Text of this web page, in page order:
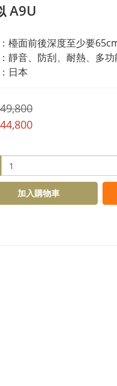
A9U
檯面前後深度至少要
靜音、防刮、耐熱、多
日本
加入購物車